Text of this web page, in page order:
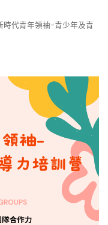
時代青年領袖-青少年及青